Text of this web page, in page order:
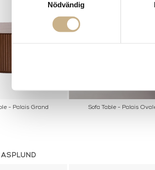
Nödvändig
- Palais Grand Sofa Table - Palais